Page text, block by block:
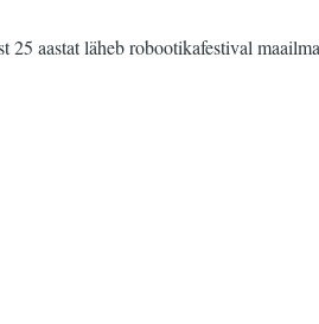
aastat läheb robootikafestival